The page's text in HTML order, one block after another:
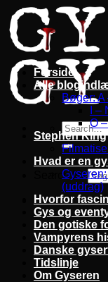
Fortsæt
til
indhold
Search for:
Forside
Alle
Bøger: A
I –
O
Stephen King
Hvad er en
(uddrag)
Hvorfor
Gys og
Den gotiske
Vampyrens
Danske
Tidslinje
Om Gyseren